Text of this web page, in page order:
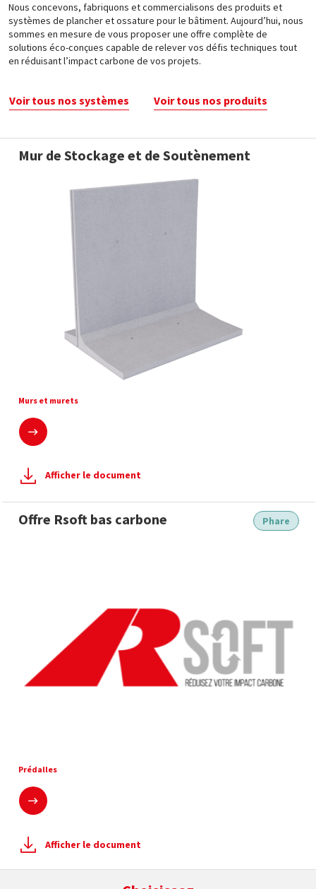
Nous concevons, fabriquons et commercialisons des produits et
systèmes de plancher et ossature pour le bâtiment. Aujourd’hui, nous
sommes en mesure de vous proposer une offre complète de
solutions éco-conçues capable de relever vos défis techniques tout
en réduisant l’impact carbone de vos projets.
Voir tous nos systèmes Voir tous nos produits
Mur de Stockage et de Soutènement
Murs et murets
En savoir plus
Afficher le document
Phare
Offre Rsoft bas carbone
Prédalles
En savoir plus
Afficher le document